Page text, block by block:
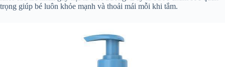
trọng giúp bé luôn khỏe mạnh và thoải mái mỗi khi tắm.